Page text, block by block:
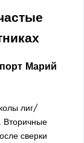
Марий
лиг/
Вторичные
сверки